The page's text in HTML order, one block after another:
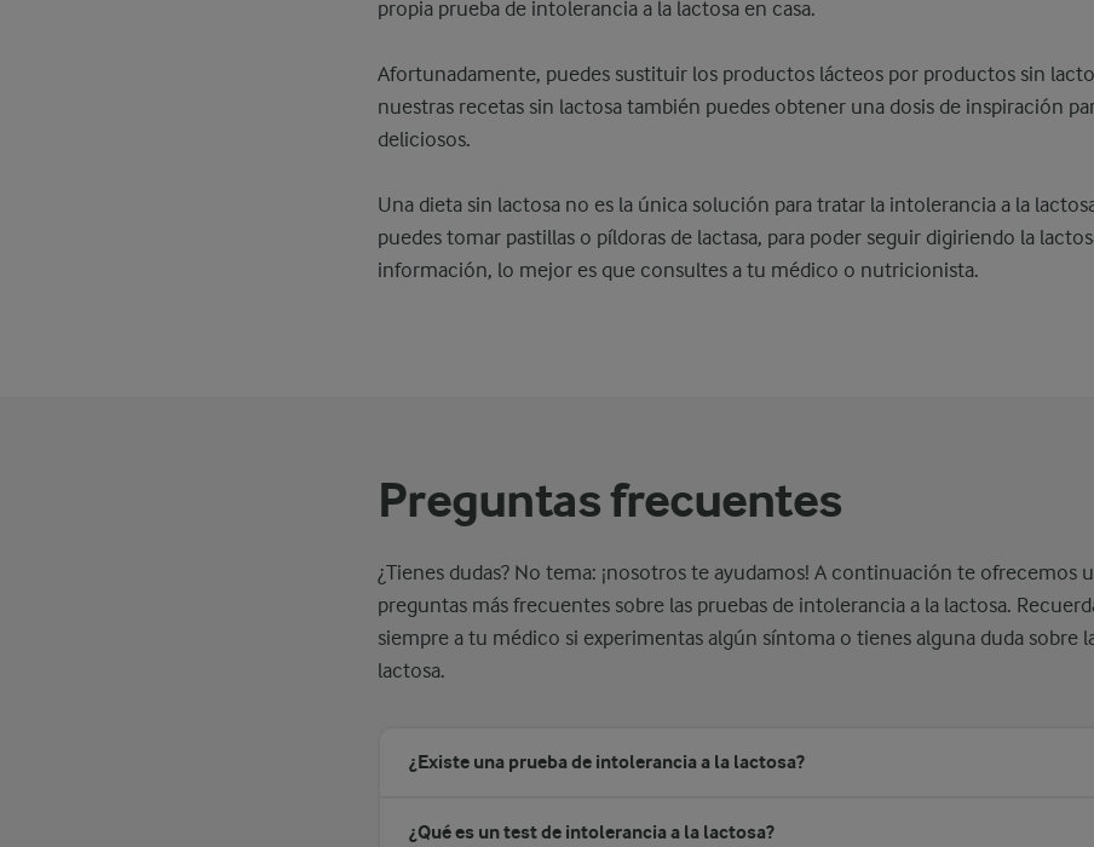
propia prueba de intolerancia a la lactosa en casa.
Afortunadamente, puedes sustituir los productos lácteos por productos sin
nuestras recetas sin lactosa también puedes obtener una dosis de inspiración
deliciosos.
Una dieta sin lactosa no es la única solución para tratar la intolerancia a la
puedes tomar pastillas o píldoras de lactasa, para poder seguir digiriendo la
información, lo mejor es que consultes a tu médico o nutricionista.
Preguntas frecuentes
¿Tienes dudas? No tema: ¡nosotros te ayudamos! A continuación te ofrecemos
preguntas más frecuentes sobre las pruebas de intolerancia a la lactosa.
siempre a tu médico si experimentas algún síntoma o tienes alguna duda sobre
lactosa.
¿Existe una prueba de intolerancia a la lactosa?
¿Qué es un test de intolerancia a la lactosa?